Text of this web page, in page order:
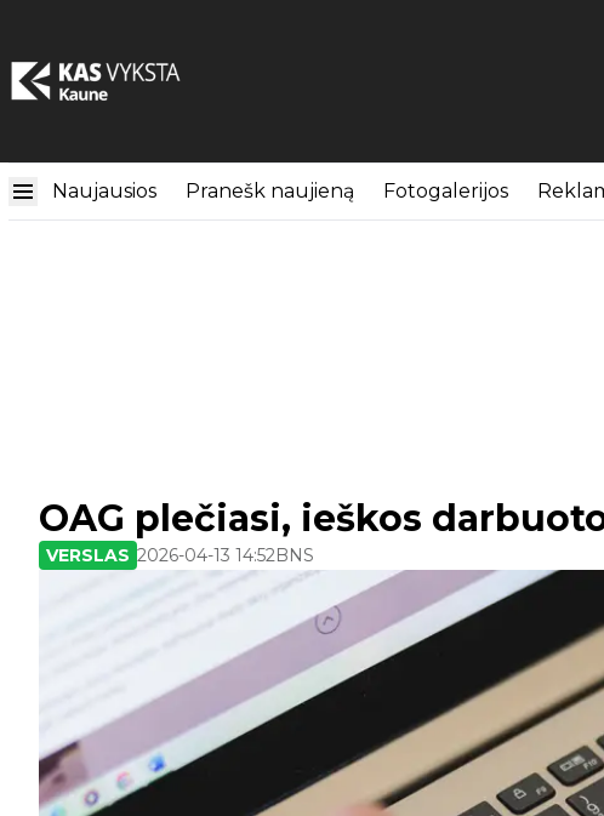
Naujausios Pranešk naujieną Fotogalerijos
OAG plečiasi, ieškos
VERSLAS 2026-04-13 14:52BNS